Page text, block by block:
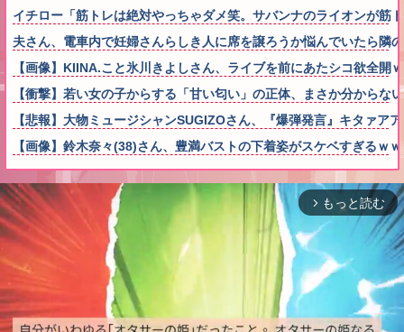
イチロー「筋トレは絶対やっちゃダメ笑。サバンナのライオンが筋
夫さん、電車内で妊婦さんらしき人に席を譲ろうか悩んでいたら
【画像】KIINA.こと氷川きよしさん、ライブを前にあたシコ欲全開
【衝撃】若い女の子からする「甘い匂い」の正体、まさか分から
【悲報】大物ミュージシャンSUGIZOさん、『爆弾発言』キタァア
【画像】鈴木奈々(38)さん、豊満バストの下着姿がスケベすぎるｗ
arrow_forward_ios もっと読む